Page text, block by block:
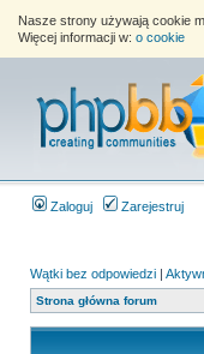
Nasze strony używają cookie
Więcej informacji w: o cookie
Zaloguj Zarejestruj
Wątki bez odpowiedzi |
Strona główna forum